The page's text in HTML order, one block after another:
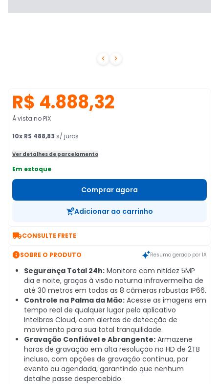
 
R$ 4.888,32
À vista no PIX
10x R$ 488,83 s/ juros
Ver detalhes de parcelamento
Em estoque
Comprar agora
Adicionar ao carrinho
CONSULTE FRETE
SOBRE O PRODUTO Resumo gerado por IA
Segurança Total 24h: Monitore com nitidez 5MP
dia e noite, graças à visão noturna infravermelha de
até 30 metros em todas as 8 câmeras robustas IP66.
Controle na Palma da Mão: Acesse as imagens em
tempo real de qualquer lugar pelo aplicativo
Intelbras Cloud, com alertas de detecção de
movimento para sua total tranquilidade.
Gravação Confiável e Abrangente: Armazene
horas de gravação em alta resolução no HD de 2TB
incluso, com opções de gravação contínua, por
evento ou agendada, garantindo que nenhum
detalhe passe despercebido.